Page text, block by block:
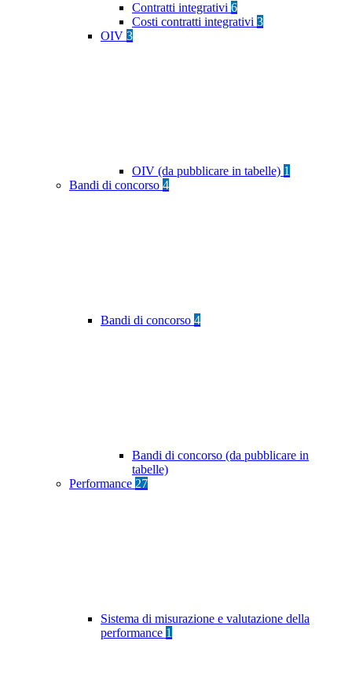
Contratti integrativi 6
Costi contratti integrativi 3
OIV 3
OIV (da pubblicare in tabelle) 1
Bandi di concorso 4
Bandi di concorso 4
Bandi di concorso (da pubblicare in
tabelle)
Performance 27
Sistema di misurazione e valutazione della
performance 1